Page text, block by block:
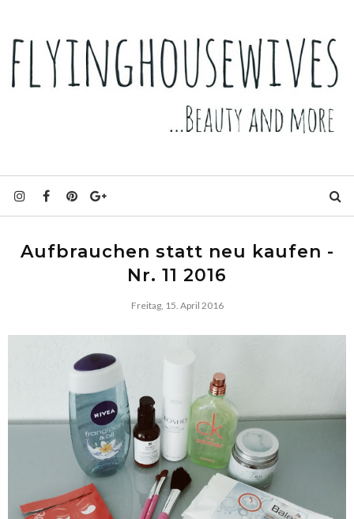
Aufbrauchen statt neu kaufen -
Nr. 11 2016
Freitag, 15. April 2016